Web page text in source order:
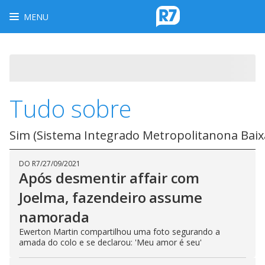
MENU
Tudo sobre
Sim (Sistema Integrado Metropolitanona
DO R7/27/09/2021
Após desmentir affair com
Joelma, fazendeiro assume
namorada
Ewerton Martin compartilhou uma foto segurando a
amada do colo e se declarou: 'Meu amor é seu'